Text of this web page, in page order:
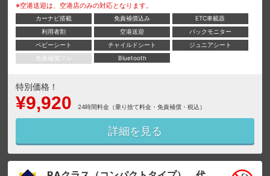
※空港送迎は、空港店のみの対応となります。
カーナビ搭載 免責補償込み
ETC車載器
利用者割
空港送迎
バックモニター
ベビーシート
チャイルドシート
ジュニアシート
免責補償フル
Bluetooth
特別価格！
¥9,920 24時間料金（乗り捨て料金・免責補償・税込）
詳細を見る